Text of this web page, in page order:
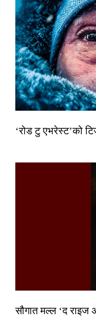
‘रोड टु एभरेस्ट’को
सौगात मल्ल ‘द राइज